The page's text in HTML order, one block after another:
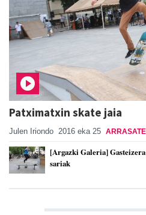
Patximatxin skate jaia
Julen Iriondo 2016 eka 25 ARRASATE
[Argazki Galeria]
sariak